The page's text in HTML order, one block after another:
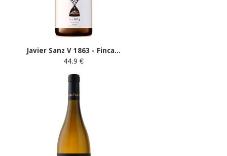
Javier Sanz V 1863 - Finca...
44.9 €